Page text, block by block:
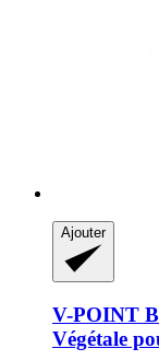
Ajouter
V-POINT
Végétale